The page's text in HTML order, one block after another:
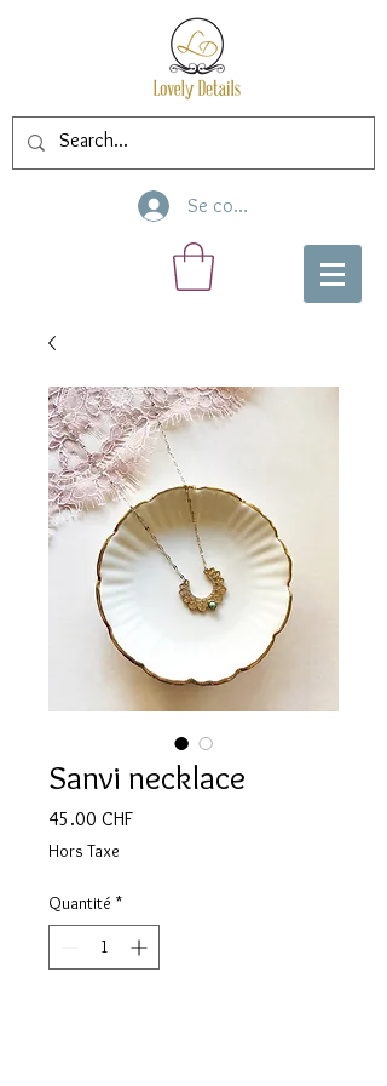
Se connecter
Sanvi necklace
45.00 CHFPrix
Hors Taxe
Quantité *